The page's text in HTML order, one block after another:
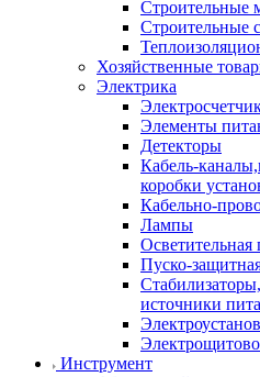
Строительные
Строительные
Хозяйственные
Электрика
Элементы
Детекторы
Кабель-
коробки
Кабельно-
Лампы
Осветительная
Пуско-
источники
Инструмент